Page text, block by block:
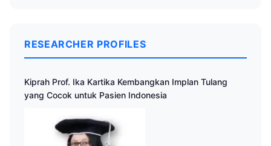
RESEARCHER PROFILES
Kiprah Prof. Ika Kartika Kembangkan Implan Tulang
yang Cocok untuk Pasien Indonesia